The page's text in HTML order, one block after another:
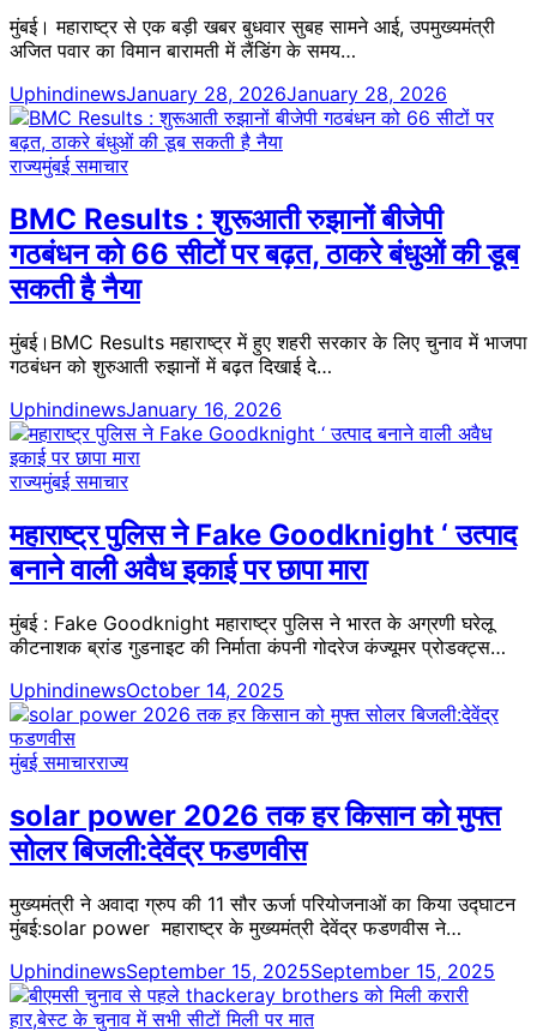
मुंबई। महाराष्ट्र से एक बड़ी खबर बुधवार सुबह सामने आई, उपमुख्यमंत्री
अजित पवार का विमान बारामती में लैंडिंग के समय…
UphindinewsJanuary 28, 2026January 28, 2026
राज्यमुंबई समाचार
BMC Results : शुरूआती रुझानों बीजेपी
गठबंधन को 66 सीटों पर बढ़त, ठाकरे बंधुओं की डूब
सकती है नैया
मुंबई।BMC Results महाराष्ट्र में हुए शहरी सरकार के लिए चुनाव में भाजपा
गठबंधन को शुरुआती रुझानों में बढ़त दिखाई दे…
UphindinewsJanuary 16, 2026
राज्यमुंबई समाचार
महाराष्ट्र पुलिस ने Fake Goodknight ‘ उत्पाद
बनाने वाली अवैध इकाई पर छापा मारा
मुंबई : Fake Goodknight महाराष्ट्र पुलिस ने भारत के अग्रणी घरेलू
कीटनाशक ब्रांड गुडनाइट की निर्माता कंपनी गोदरेज कंज्यूमर प्रोडक्ट्स…
UphindinewsOctober 14, 2025
मुंबई समाचारराज्य
solar power 2026 तक हर किसान को मुफ्त
सोलर बिजली:देवेंद्र फडणवीस
मुख्यमंत्री ने अवादा ग्रुप की 11 सौर ऊर्जा परियोजनाओं का किया उद्घाटन
मुंबई:solar power महाराष्ट्र के मुख्यमंत्री देवेंद्र फडणवीस ने…
UphindinewsSeptember 15, 2025September 15, 2025